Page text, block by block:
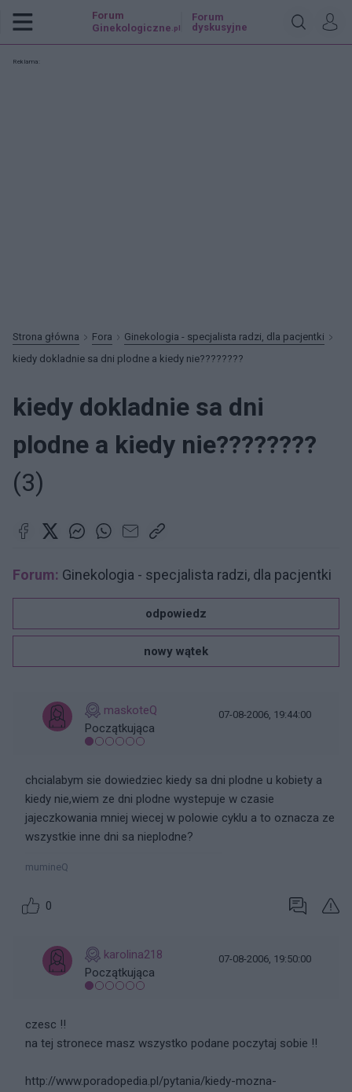
Forum
Ginekologiczne .pl
Forum
dyskusyjne
Reklama:
Strona główna Fora
Ginekologia - specjalista radzi, dla pacjentki
kiedy dokladnie sa dni plodne a kiedy nie????????
kiedy dokladnie sa dni
plodne a kiedy nie????????
(3)
Forum: Ginekologia - specjalista radzi, dla pacjentki
odpowiedz
nowy wątek
maskoteQ
Początkująca
07-08-2006, 19:44:00
chcialabym sie dowiedziec kiedy sa dni plodne u kobiety a
kiedy nie,wiem ze dni plodne wystepuje w czasie
jajeczkowania mniej wiecej w polowie cyklu a to oznacza ze
wszystkie inne dni sa nieplodne?
mumineQ
0
karolina218
Początkująca
07-08-2006, 19:50:00
czesc !!
na tej stronece masz wszystko podane poczytaj sobie !!
http://www.poradopedia.pl/pytania/kiedy-mozna-